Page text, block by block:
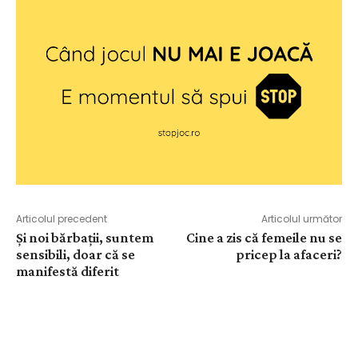
Articolul precedent
Și noi bărbații, suntem
sensibili, doar că se
manifestă diferit
Articolul următor
Cine a zis că femeile nu se
pricep la afaceri?